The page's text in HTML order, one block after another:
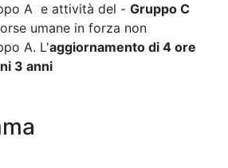
A e attività del - Gruppo C
umane in forza non
A. L'aggiornamento di 4 ore
3 anni